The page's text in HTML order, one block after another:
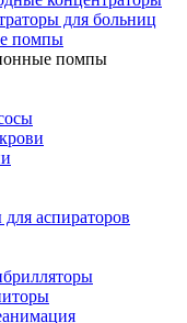
для больниц
помпы
помпы
аспираторов